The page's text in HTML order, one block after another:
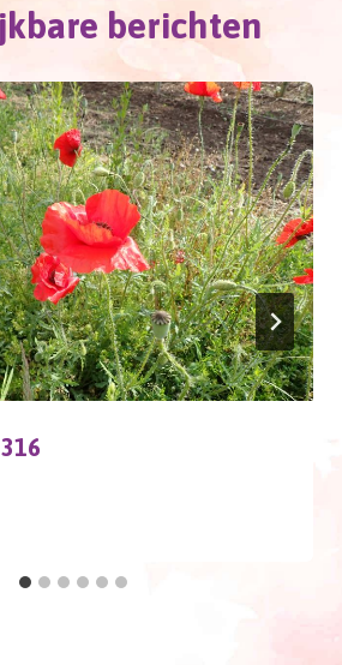
berichten